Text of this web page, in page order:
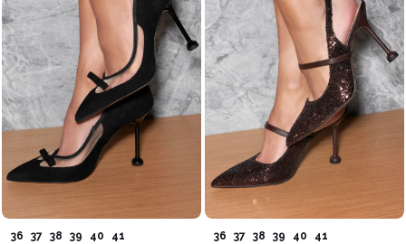
36 37 38 39 40
41
36 37 38 39 40
41